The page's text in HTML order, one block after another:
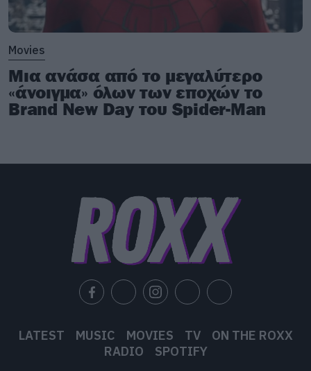
Movies
Μια ανάσα από το μεγαλύτερο
«άνοιγμα» όλων των εποχών το
Brand New Day του Spider-Man
LATEST MUSIC MOVIES TV
ON THE ROXX
RADIO
SPOTIFY